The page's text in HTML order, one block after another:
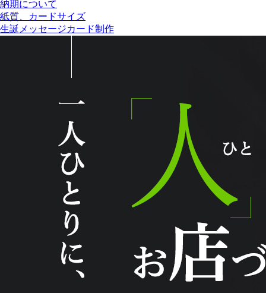
納期について
紙質、カードサイズ
生誕メッセージカード制作